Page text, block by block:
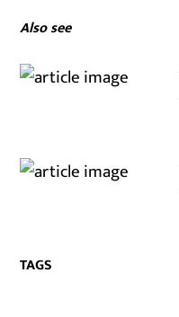
Also see
TAGS